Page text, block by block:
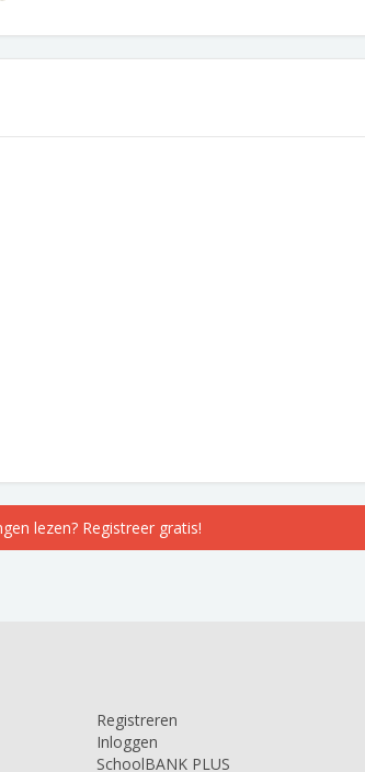
lezen? Registreer gratis!
Registreren
Inloggen
SchoolBANK PLUS